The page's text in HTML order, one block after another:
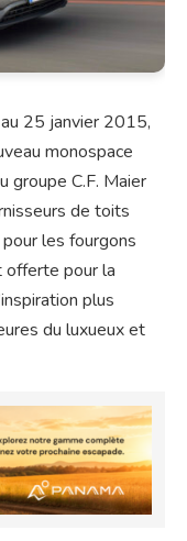
25 janvier 2015,
monospace
groupe C.F. Maier
de toits
les fourgons
offerte pour la
plus
du luxueux et